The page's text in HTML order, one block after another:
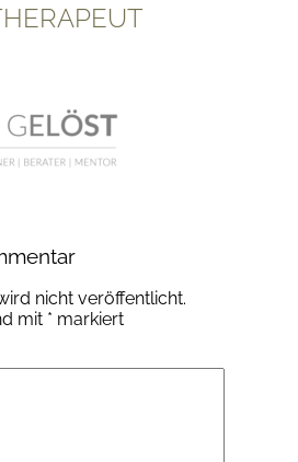
nicht veröffentlicht.
mit * markiert